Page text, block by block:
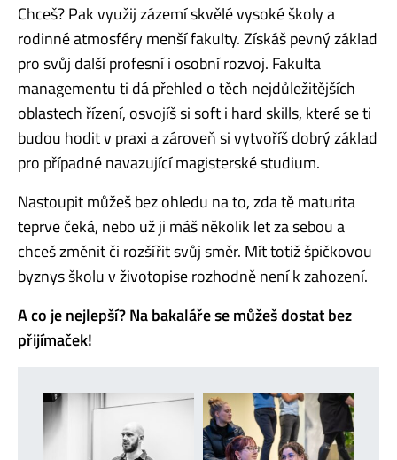
Chceš? Pak využij zázemí skvělé vysoké školy a
rodinné atmosféry menší fakulty. Získáš pevný základ
pro svůj další profesní i osobní rozvoj. Fakulta
managementu ti dá přehled o těch nejdůležitějších
oblastech řízení, osvojíš si soft i hard skills, které se ti
budou hodit v praxi a zároveň si vytvoříš dobrý základ
pro případné navazující magisterské studium.
Nastoupit můžeš bez ohledu na to, zda tě maturita
teprve čeká, nebo už ji máš několik let za sebou a
chceš změnit či rozšířit svůj směr. Mít totiž špičkovou
byznys školu v životopise rozhodně není k zahození.
A co je nejlepší? Na bakaláře se můžeš dostat bez
přijímaček!